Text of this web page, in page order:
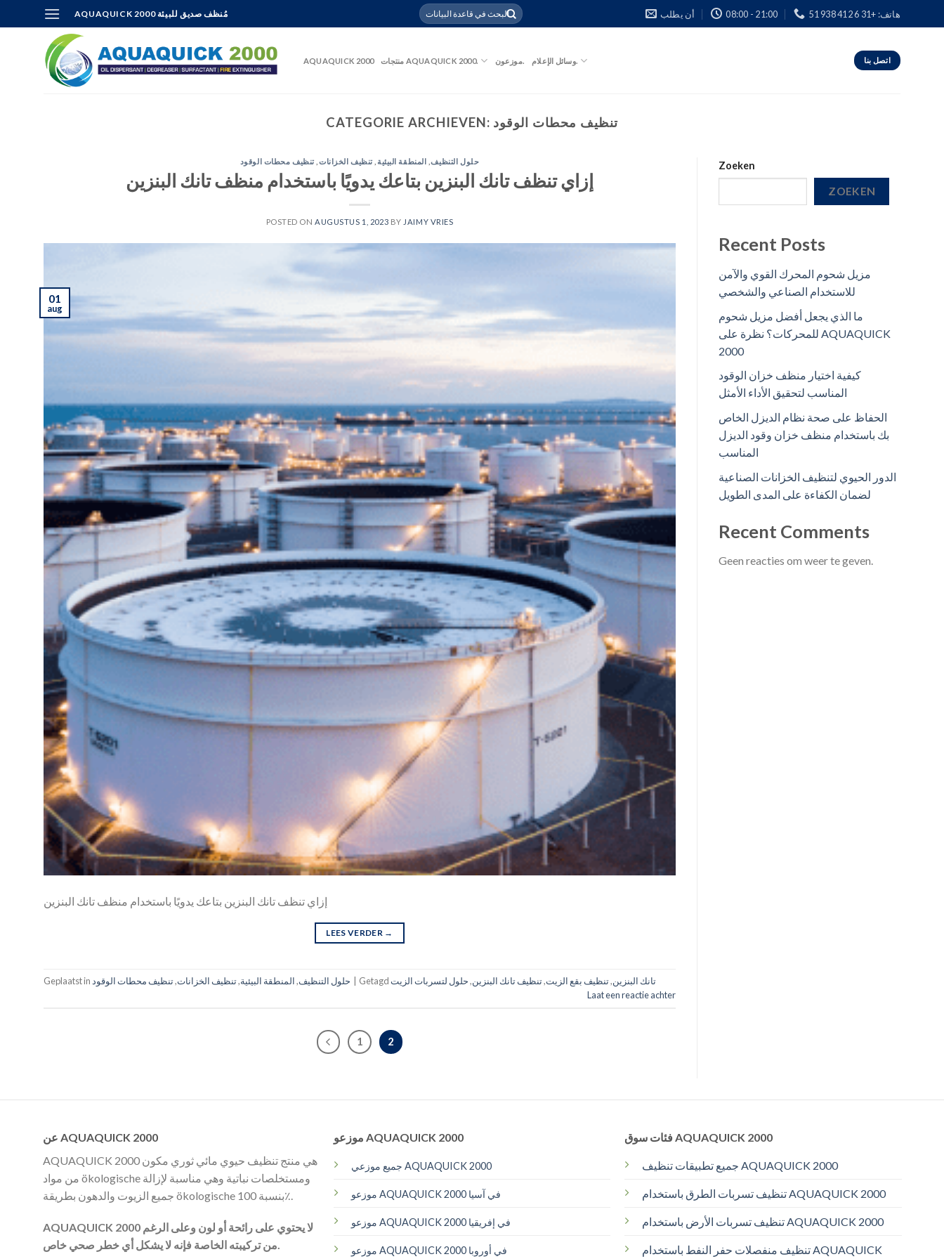
to
AQUAQUICK 2000 مُنظف صديق للبيئة أن يطلب 08:00 - 21:00 هاتف: +31 6 412 938 51
AQUAQUICK 2000 منتجات AQUAQUICK 2000. موزعون. وسائل الإعلام. اتصل بنا
CATEGORIE ARCHIEVEN: تنظيف محطات الوقود
حلول التنظيف, المنطقة البيئية تنظيف الخزانات تنظيف محطات الوقود
إزاي تنظف تانك البنزين بتاعك يدويًا باستخدام منظف تانك البنزين
POSTED ONAUGUSTUS 1, 2023 BY JAIMY VRIES
01
aug
إزاي تنظف تانك البنزين بتاعك يدويًا باستخدام منظف تانك البنزين
LEES VERDER →
Geplaatst in حلول التنظيف,المنطقة البيئية,تنظيف الخزانات,تنظيف محطات الوقود Getagd تانك البنزين,تنظيف بقع الزيت,تنظيف تانك البنزين,حلول لتسربات الزيت
Laat een reactie achter
1 2
Zoeken
ZOEKEN
Recent Posts
مزيل شحوم المحرك القوي والآمن
للاستخدام الصناعي والشخصي
ما الذي يجعل أفضل مزيل شحوم
للمحركات؟ نظرة على AQUAQUICK
2000
كيفية اختيار منظف خزان الوقود
المناسب لتحقيق الأداء الأمثل
الحفاظ على صحة نظام الديزل الخاص
بك باستخدام منظف خزان وقود الديزل
المناسب
الدور الحيوي لتنظيف الخزانات الصناعية
لضمان الكفاءة على المدى الطويل
Recent Comments
Geen reacties om weer te geven.
عن AQUAQUICK 2000
AQUAQUICK 2000 هي منتج تنظيف حيوي مائي ثوري مكون
من مواد ökologische ومستخلصات نباتية وهي مناسبة لإزالة
جميع الزيوت والدهون بطريقة ökologische بنسبة 100٪.
AQUAQUICK 2000 لا يحتوي على رائحة أو لون وعلى الرغم
من تركيبته الخاصة فإنه لا يشكل أي خطر صحي خاص.
موزعو AQUAQUICK 2000
جميع موزعي AQUAQUICK 2000
موزعو AQUAQUICK 2000 في آسيا
موزعو AQUAQUICK 2000 في إفريقيا
موزعو AQUAQUICK 2000 في أوروبا
فئات سوق AQUAQUICK 2000
جميع تطبيقات تنظيف AQUAQUICK 2000
تنظيف تسربات الطرق باستخدام AQUAQUICK 2000
تنظيف تسربات الأرض باستخدام AQUAQUICK 2000
تنظيف منفصلات حفر النفط باستخدام AQUAQUICK